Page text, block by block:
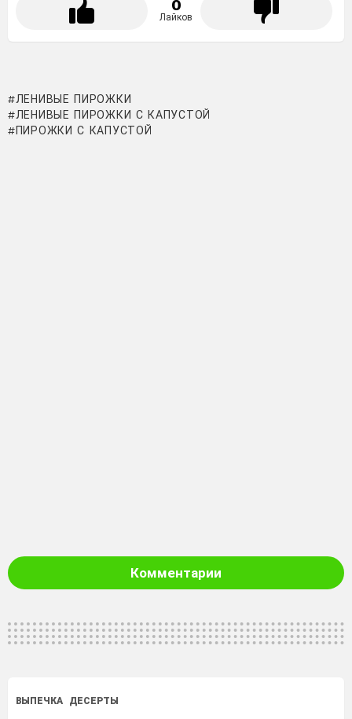
0
Лайков
ЛЕНИВЫЕ ПИРОЖКИ
ЛЕНИВЫЕ ПИРОЖКИ С КАПУСТОЙ
ПИРОЖКИ С КАПУСТОЙ
Комментарии
ВЫПЕЧКА ДЕСЕРТЫ